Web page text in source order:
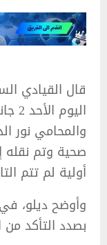
قال القيادي
والمحامي نور
صحية وتم
أولية لم تتم
وأوضح ديلو،
بصدد التأكد من